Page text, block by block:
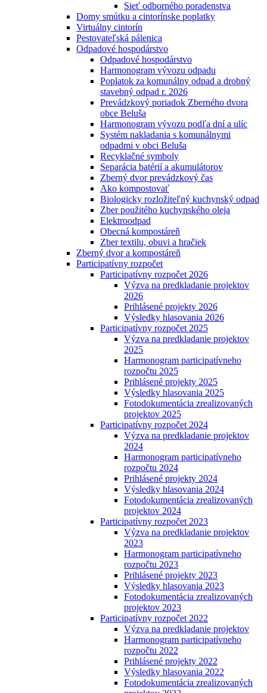
Sieť odborného poradenstva
Domy smútku a cintorínske poplatky
Virtuálny cintorín
Pestovateľská pálenica
Odpadové hospodárstvo
Odpadové hospodárstvo
Harmonogram vývozu odpadu
Poplatok za komunálny odpad a drobný
stavebný odpad r. 2026
Prevádzkový poriadok Zberného dvora
obce Beluša
Harmonogram vývozu podľa dní a ulíc
Systém nakladania s komunálnymi
odpadmi v obci Beluša
Recyklačné symboly
Separácia batérií a akumulátorov
Zberný dvor prevádzkový čas
Ako kompostovať
Biologicky rozložiteľný kuchynský odpad
Zber použitého kuchynského oleja
Elektroodpad
Obecná kompostáreň
Zber textilu, obuvi a hračiek
Zberný dvor a kompostáreň
Participatívny rozpočet
Participatívny rozpočet 2026
Výzva na predkladanie projektov
2026
Prihlásené projekty 2026
Výsledky hlasovania 2026
Participatívny rozpočet 2025
Výzva na predkladanie projektov
2025
Harmonogram participatívneho
rozpočtu 2025
Prihlásené projekty 2025
Výsledky hlasovania 2025
Fotodokumentácia zrealizovaných
projektov 2025
Participatívny rozpočet 2024
Výzva na predkladanie projektov
2024
Harmonogram participatívneho
rozpočtu 2024
Prihlásené projekty 2024
Výsledky hlasovania 2024
Fotodokumentácia zrealizovaných
projektov 2024
Participatívny rozpočet 2023
Výzva na predkladanie projektov
2023
Harmonogram participatívneho
rozpočtu 2023
Prihlásené projekty 2023
Výsledky hlasovania 2023
Fotodokumentácia zrealizovaných
projektov 2023
Participatívny rozpočet 2022
Výzva na predkladanie projektov
Harmonogram participatívneho
rozpočtu 2022
Prihlásené projekty 2022
Výsledky hlasovania 2022
Fotodokumentácia zrealizovaných